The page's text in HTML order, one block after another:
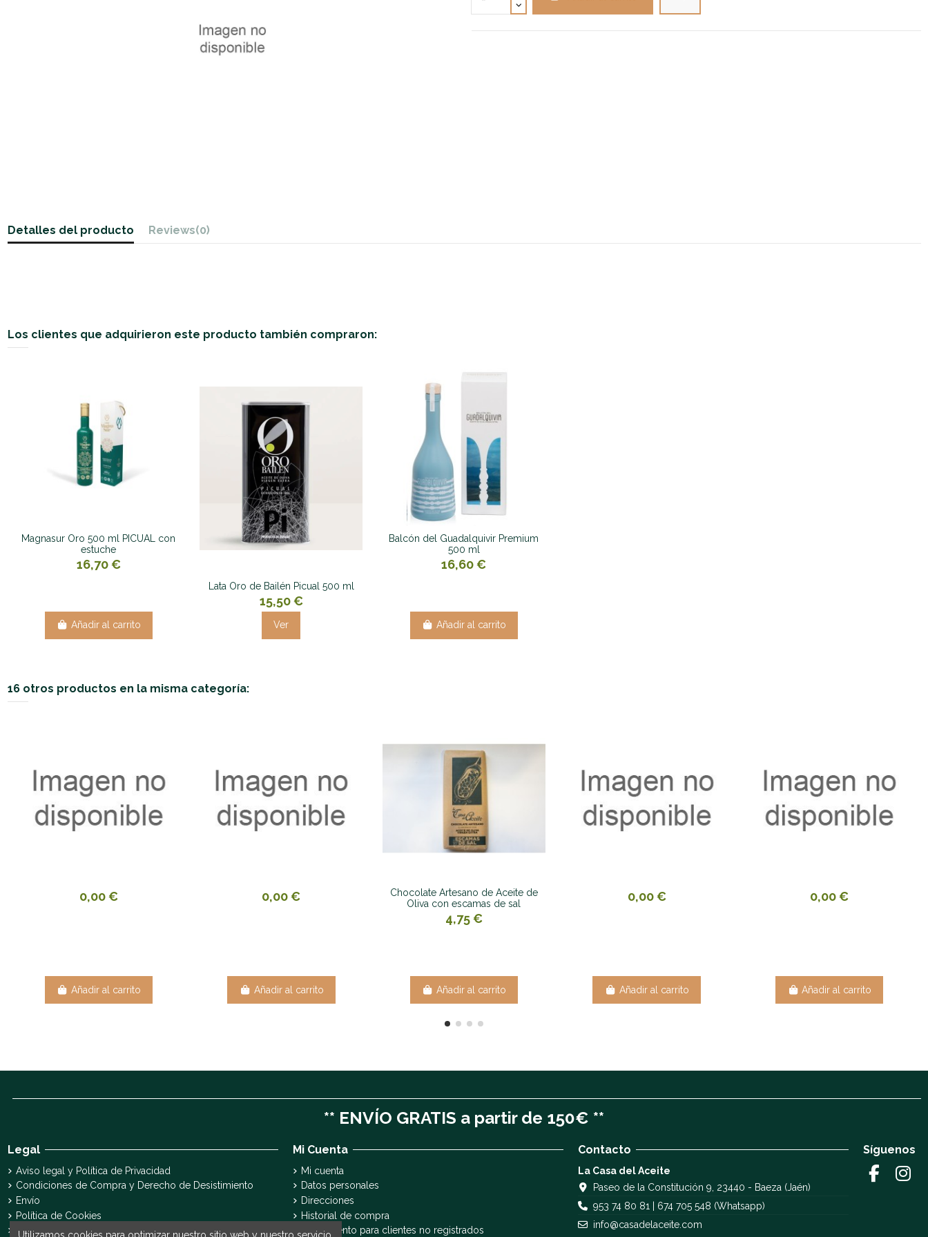
Detalles del producto Reviews(0)
Los clientes que adquirieron este producto también compraron:
Magnasur Oro 500 ml PICUAL con
estuche
16,70 €
Añadir al carrito
Lata Oro de Bailén Picual 500 ml
15,50 €
Ver
Balcón del Guadalquivir Premium
500 ml
16,60 €
Añadir al carrito
16 otros productos en la misma categoría:
0,00 €
Añadir al carrito
0,00 €
Añadir al carrito
Chocolate Artesano de Aceite de
Oliva con escamas de sal
4,75 €
Añadir al carrito
0,00 €
Añadir al carrito
0,00 €
Añadir al carrito
** ENVÍO GRATIS a partir de 150€ **
Legal
Aviso legal y Política de Privacidad
Condiciones de Compra y Derecho de Desistimiento
Envío
Política de Cookies
Declaración de accesibilidad
Mi Cuenta
Mi cuenta
Datos personales
Direcciones
Historial de compra
Seguimiento para clientes no registrados
Contacto
La Casa del Aceite
Paseo de la Constitución 9, 23440 - Baeza (Jaén)
953 74 80 81 | 674 705 548 (Whatsapp)
info@casadelaceite.com
Síguenos